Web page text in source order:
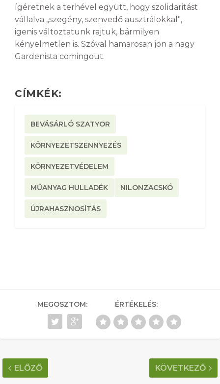
ígéretnek a terhével együtt, hogy szolidaritást
vállalva „szegény, szenvedő ausztrálokkal”,
igenis változtatunk rajtuk, bármilyen
kényelmetlen is. Szóval hamarosan jön a nagy
Gardenista comingout.
CÍMKÉK:
BEVÁSÁRLÓ SZATYOR
KÖRNYEZETSZENNYEZÉS
KÖRNYEZETVÉDELEM
MŰANYAG HULLADÉK NILONZACSKÓ
ÚJRAHASZNOSÍTÁS
MEGOSZTOM: ÉRTÉKELÉS:
ELŐZŐ KÖVETKEZŐ